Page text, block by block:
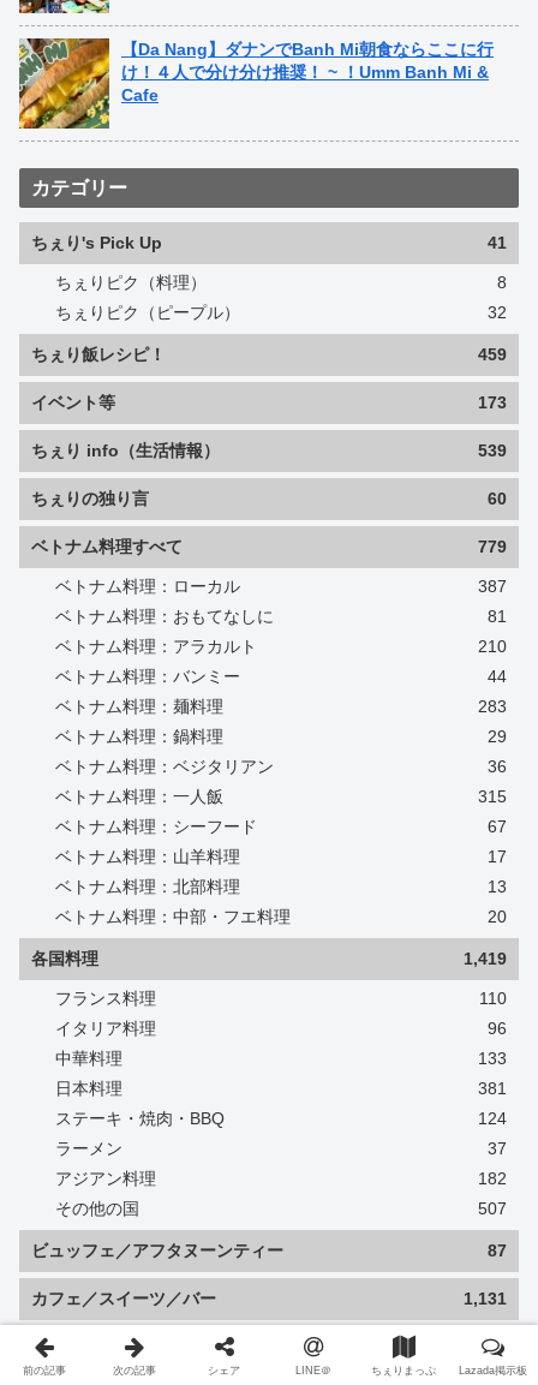
【Da Nang】ダナンでBanh Mi朝食ならここに行
け！４人で分け分け推奨！ ~ ！Umm Banh Mi &
Cafe
カテゴリー
ちぇり's Pick Up 41
ちぇりピク（料理）
8
ちぇりピク（ピープル）
32
ちぇり飯レシピ！ 459
イベント等 173
ちぇり info（生活情報） 539
ちぇりの独り言 60
ベトナム料理すべて 779
ベトナム料理：ローカル
387
ベトナム料理：おもてなしに
81
ベトナム料理：アラカルト
210
ベトナム料理：バンミー
44
ベトナム料理：麺料理
283
ベトナム料理：鍋料理
29
ベトナム料理：ベジタリアン
36
ベトナム料理：一人飯
315
ベトナム料理：シーフード
67
ベトナム料理：山羊料理
17
ベトナム料理：北部料理
13
ベトナム料理：中部・フエ料理
20
各国料理 1,419
フランス料理
110
イタリア料理
96
中華料理
133
日本料理
381
ステーキ・焼肉・BBQ
124
ラーメン
37
アジアン料理
182
その他の国
507
ビュッフェ／アフタヌーンティー 87
カフェ／スイーツ／バー 1,131
769
スイーツ
568
前の記事 次の記事 シェア LINE＠ ちぇりまっぷ Lazada掲示板